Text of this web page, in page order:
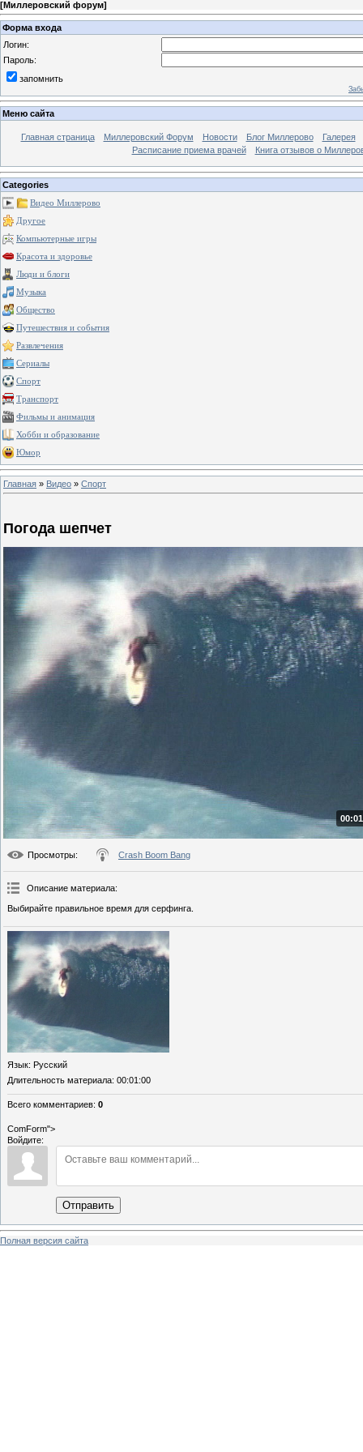
[Миллеровский форум]
Форма входа
Логин:
Пароль:
запомнить
Меню сайта
Главная страница Миллеровский Форум Новости Блог Миллерово
Галерея
Расписание приема врачей
Книга отзывов о
Categories
Видео Миллерово
Другое
Компьютерные игры
Красота и здоровье
Люди и блоги
Музыка
Общество
Путешествия и события
Развлечения
Сериалы
Спорт
Транспорт
Фильмы и анимация
Хобби и образование
Юмор
Главная » Видео » Спорт
Погода шепчет
Просмотры: Crash Boom Bang
Описание материала:
Выбирайте правильное время для серфинга.
Язык: Русский
Длительность материала: 00:01:00
Всего комментариев: 0
ComForm">
Войдите:
Отправить
Полная версия сайта